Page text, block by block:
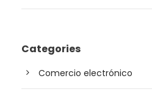
Categories
Comercio electrónico